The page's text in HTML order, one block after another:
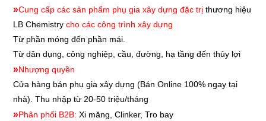
»Cung cấp các sản phẩm phụ gia xây dựng đặc trị thương hiệu
LB Chemistrycho các công trình xây dựng
Từ phần móng đến phần mái.
Từ dân dụng, công nghiệp, cầu, đường, hạ tầng đến thủy lợi
»Nhượng quyền
Cửa hàng bán phụ gia xây dựng (Bán Online 100% ngay tại
nhà). Thu nhập từ 20-50 triệu/tháng
»Phân phối B2B: Xi măng, Clinker, Tro bay